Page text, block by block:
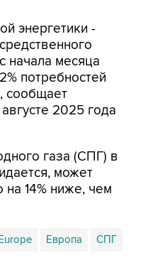
энергетики -
начала месяца
потребностей
сообщает
2025 года
газа (СПГ) в
может
на 14% ниже, чем
Европа СПГ